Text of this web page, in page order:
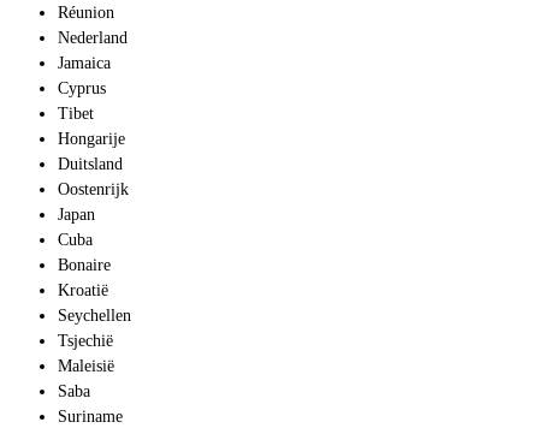
Réunion
Nederland
Jamaica
Cyprus
Tibet
Hongarije
Duitsland
Oostenrijk
Japan
Cuba
Bonaire
Kroatië
Seychellen
Tsjechië
Maleisië
Saba
Suriname